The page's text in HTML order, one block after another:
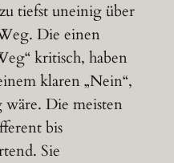
tiefst uneinig über
Die einen
kritisch, haben
klaren „Nein“,
Die meisten
bis
Sie